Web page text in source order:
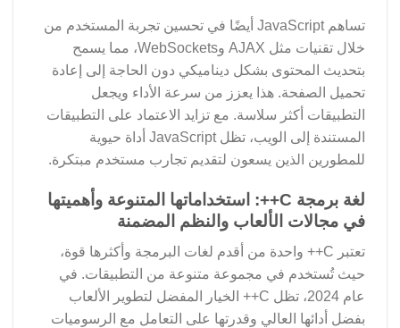
تساهم JavaScript أيضًا في تحسين تجربة المستخدم من
خلال تقنيات مثل AJAX وWebSockets، مما يسمح
بتحديث المحتوى بشكل ديناميكي دون الحاجة إلى إعادة
تحميل الصفحة. هذا يعزز من سرعة الأداء ويجعل
التطبيقات أكثر سلاسة. مع تزايد الاعتماد على التطبيقات
المستندة إلى الويب، تظل JavaScript أداة حيوية
للمطورين الذين يسعون لتقديم تجارب مستخدم مبتكرة.
لغة برمجة C++: استخداماتها المتنوعة وأهميتها
في مجالات الألعاب والنظم المضمنة
تعتبر C++ واحدة من أقدم لغات البرمجة وأكثرها قوة،
حيث تُستخدم في مجموعة متنوعة من التطبيقات. في
عام 2024، تظل C++ الخيار المفضل لتطوير الألعاب
بفضل أدائها العالي وقدرتها على التعامل مع الرسوميات